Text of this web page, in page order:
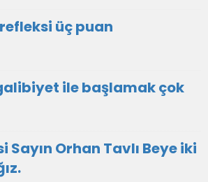
üç puan
ile başlamak çok
Sayın Orhan Tavlı Beye iki